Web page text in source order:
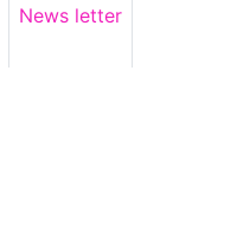
News letter